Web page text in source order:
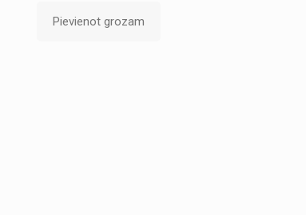
Pievienot grozam